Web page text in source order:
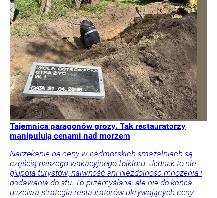
Tajemnica paragonów grozy. Tak restauratorzy
manipulują cenami nad morzem
Narzekanie na ceny w nadmorskich smażalniach są
częścią naszego wakacyjnego folkloru. Jednak to nie
głupota turystów, naiwność ani niezdolność mnożenia i
dodawania do stu. To przemyślana, ale nie do końca
uczciwa strategia restauratorów ukrywających ceny.